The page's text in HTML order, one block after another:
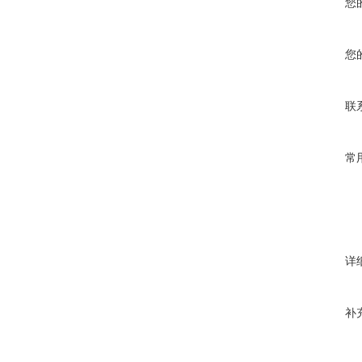
您
联
常
详
补